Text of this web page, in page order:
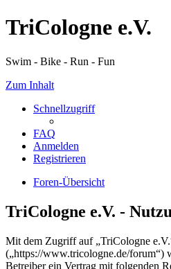
TriCologne e.V.
Swim - Bike - Run - Fun
Zum Inhalt
Schnellzugriff
FAQ
Anmelden
Registrieren
Foren-Übersicht
TriCologne e.V. -
Mit dem Zugriff auf „TriCologne
(„https://www.tricologne.de/forum“)
Betreiber ein Vertrag mit folgenden